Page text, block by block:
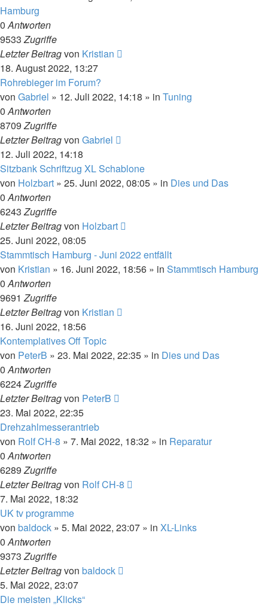
Hamburg
0Antworten
9533Zugriffe
Letzter Beitragvon Kristian
18. August 2022, 13:27
Rohrebieger im Forum?
von Gabriel » 12. Juli 2022, 14:18 » in Tuning
0Antworten
8709Zugriffe
Letzter Beitragvon Gabriel
12. Juli 2022, 14:18
Sitzbank Schriftzug XL Schablone
von Holzbart » 25. Juni 2022, 08:05 » in Dies und Das
0Antworten
6243Zugriffe
Letzter Beitragvon Holzbart
25. Juni 2022, 08:05
Stammtisch Hamburg - Juni 2022 entfällt
von Kristian » 16. Juni 2022, 18:56 » in Stammtisch Hamburg
0Antworten
9691Zugriffe
Letzter Beitragvon Kristian
16. Juni 2022, 18:56
Kontemplatives Off Topic
von PeterB » 23. Mai 2022, 22:35 » in Dies und Das
0Antworten
6224Zugriffe
Letzter Beitragvon PeterB
23. Mai 2022, 22:35
Drehzahlmesserantrieb
von Rolf CH-8 » 7. Mai 2022, 18:32 » in Reparatur
0Antworten
6289Zugriffe
Letzter Beitragvon Rolf CH-8
7. Mai 2022, 18:32
UK tv programme
von baldock » 5. Mai 2022, 23:07 » in XL-Links
0Antworten
9373Zugriffe
Letzter Beitragvon baldock
5. Mai 2022, 23:07
Die meisten „Klicks“